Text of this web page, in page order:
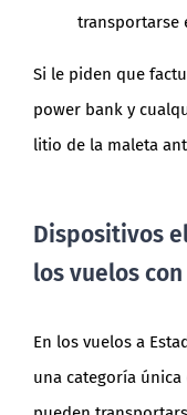
transportarse
Si le piden que
power bank y
litio de la maleta
Dispositivos
los vuelos con
En los vuelos a
una categoría